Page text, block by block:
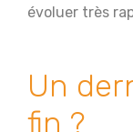
évoluer très
Un
fin ?